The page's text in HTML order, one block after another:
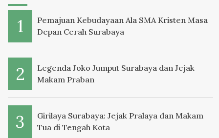
Pemajuan Kebudayaan Ala SMA Kristen Masa
Depan Cerah Surabaya
Legenda Joko Jumput Surabaya dan Jejak
Makam Praban
Girilaya Surabaya: Jejak Pralaya dan Makam
Tua di Tengah Kota